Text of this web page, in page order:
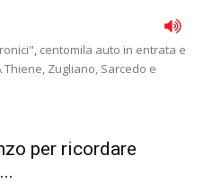
centomila auto in entrata e
Zugliano, Sarcedo e
per ricordare